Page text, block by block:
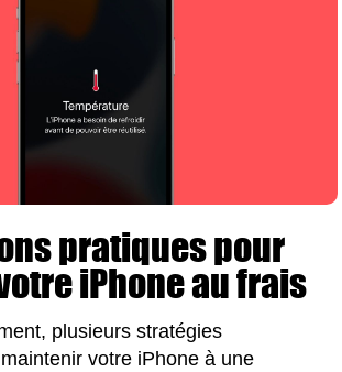
pratiques pour
iPhone au frais
plusieurs stratégies
votre iPhone à une